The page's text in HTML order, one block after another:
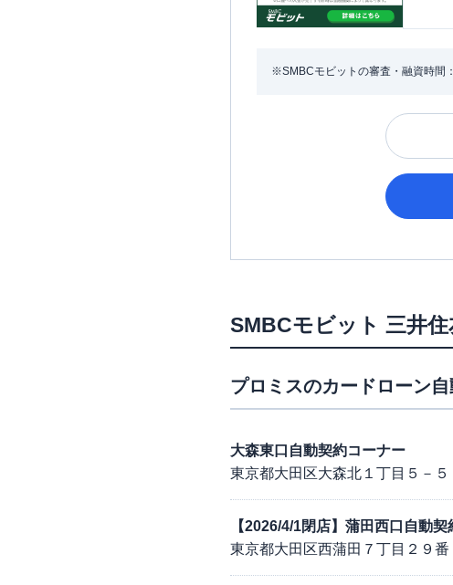
※SMBCモビットの審査・融資時間
SMBCモビット 三井
プロミスのカードローン
大森東口自動契約コーナー
東京都大田区大森北１丁目５－
【2026/4/1閉店】蒲田西口自動
東京都大田区西蒲田７丁目２９